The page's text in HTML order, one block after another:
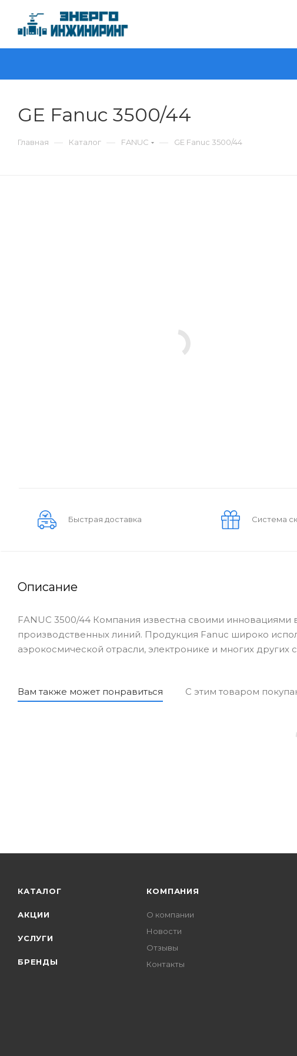
GE Fanuc 3500/44
Главная — Каталог — FANUC — GE Fanuc 3500/44
Быстрая доставка Система
Описание
FANUC 3500/44 Компания известна своими инновациями
производственных линий. Продукция Fanuc широко
аэрокосмической отрасли, электронике и многих других
Вам также может понравиться С этим товаром
КАТАЛОГ
АКЦИИ
УСЛУГИ
БРЕНДЫ
КОМПАНИЯ
О компании
Новости
Отзывы
Контакты